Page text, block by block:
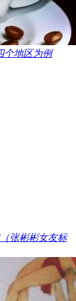
个地区为例
张彬彬女友标